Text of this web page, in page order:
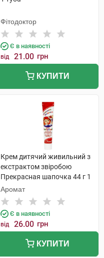
Фітодоктор
Є в наявності
від 21.00 грн
КУПИТИ
Крем дитячий живильний з
екстрактом звіробою
Прекрасная шапочка 44 г 1
туба
Аромат
Є в наявності
від 26.00 грн
КУПИТИ